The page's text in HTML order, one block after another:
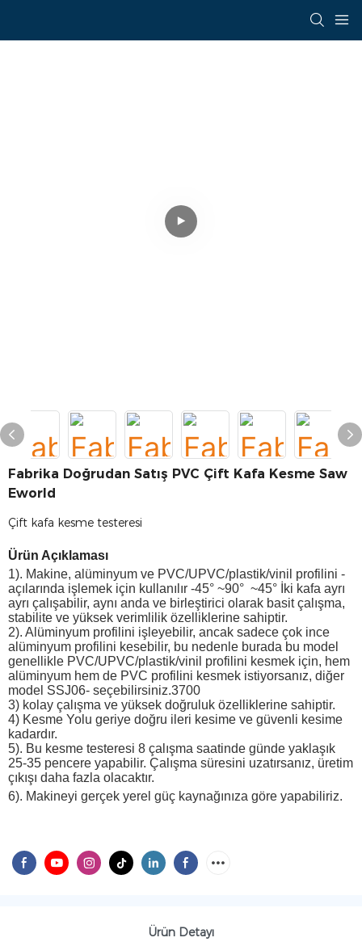
Fabrika Doğrudan Satış PVC Çift Kafa Kesme Saw
Eworld
Çift kafa kesme testeresi
Ürün Açıklaması
1). Makine, alüminyum ve PVC/UPVC/plastik/vinil profilini -
açılarında işlemek için kullanılır -45° ~90° ~45° İki kafa ayrı
ayrı çalışabilir, aynı anda ve birleştirici olarak basit çalışma,
stabilite ve yüksek verimlilik özelliklerine sahiptir.
2). Alüminyum profilini işleyebilir, ancak sadece çok ince
alüminyum profilini kesebilir, bu nedenle burada bu model
genellikle PVC/UPVC/plastik/vinil profilini kesmek için, hem
alüminyum hem de PVC profilini kesmek istiyorsanız, diğer
model SSJ06- seçebilirsiniz.3700
3) kolay çalışma ve yüksek doğruluk özelliklerine sahiptir.
4) Kesme Yolu geriye doğru ileri kesime ve güvenli kesime
kadardır.
5). Bu kesme testeresi 8 çalışma saatinde günde yaklaşık
25-35 pencere yapabilir. Çalışma süresini uzatırsanız, üretim
çıkışı daha fazla olacaktır.
6). Makineyi gerçek yerel güç kaynağınıza göre yapabiliriz.
Ürün Detayı